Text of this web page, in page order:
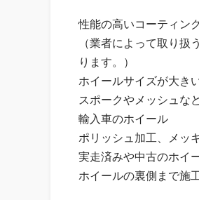
性能の高いコーティン
（業者によって取り
ります。）
ホイールサイズが大き
スポークやメッシュな
輸入車のホイール
ポリッシュ加工、メッ
実走済みや中古のホイ
ホイールの裏側まで施